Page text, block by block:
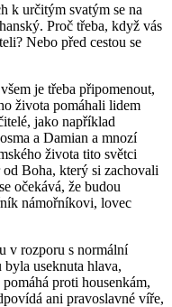
k určitým svatým se na
Proč třeba, když vás
Nebo před cestou se
je třeba připomenout,
života pomáhali lidem
jako například
a Damian a mnozí
života tito světci
Boha, který si zachovali
očekává, že budou
námořníkovi, lovec
v rozporu s normální
useknuta hlava,
proti housenkám,
ani pravoslavné víře,